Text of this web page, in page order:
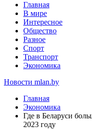
Главная
В мире
Интересное
Общество
Разное
Спорт
Транспорт
Экономика
Новости mlan.by
Главная
Экономика
Где в Беларуси
2023 году